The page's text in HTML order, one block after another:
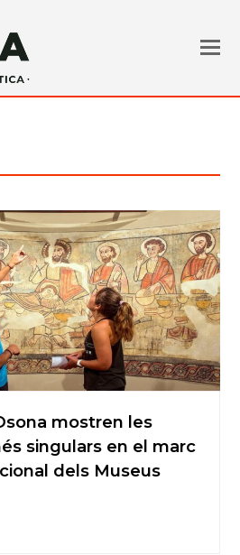
mostren les
singulars en el marc
dels Museus